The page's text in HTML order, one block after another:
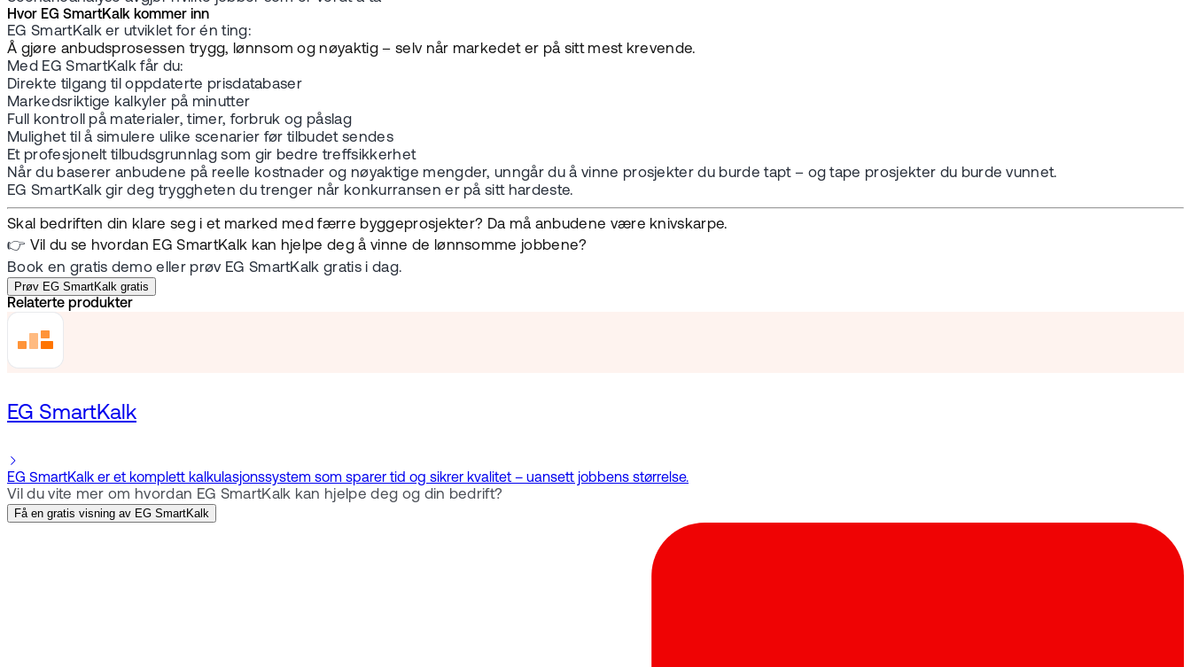
Hvor EG SmartKalk kommer inn
EG SmartKalk er utviklet for én ting:
Å gjøre anbudsprosessen trygg, lønnsom og nøyaktig – selv når markedet er på sitt mest krevende.
Med EG SmartKalk får du:
Direkte tilgang til oppdaterte prisdatabaser
Markedsriktige kalkyler på minutter
Full kontroll på materialer, timer, forbruk og påslag
Mulighet til å simulere ulike scenarier før tilbudet sendes
Et profesjonelt tilbudsgrunnlag som gir bedre treffsikkerhet
Når du baserer anbudene på reelle kostnader og nøyaktige mengder, unngår du å vinne prosjekter du burde tapt – og tape prosjekter du burde vunnet.
EG SmartKalk gir deg tryggheten du trenger når konkurransen er på sitt hardeste.
Skal bedriften din klare seg i et marked med færre byggeprosjekter? Da må anbudene være knivskarpe.
👉 Vil du se hvordan EG SmartKalk kan hjelpe deg å vinne de lønnsomme jobbene?
Book en gratis demo eller prøv EG SmartKalk gratis i dag.
Prøv EG SmartKalk gratis
Relaterte produkter
EG SmartKalk
EG SmartKalk er et komplett kalkulasjonssystem som sparer tid og sikrer kvalitet – uansett jobbens størrelse.
Vil du vite mer om hvordan EG SmartKalk kan hjelpe deg og din bedrift?
Få en gratis visning av EG SmartKalk